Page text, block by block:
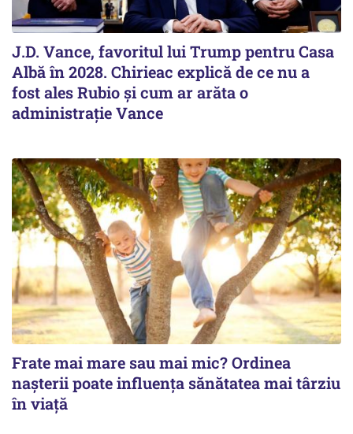
J.D. Vance, favoritul lui Trump pentru Casa
Albă în 2028. Chirieac explică de ce nu a
fost ales Rubio și cum ar arăta o
administrație Vance
Frate mai mare sau mai mic? Ordinea
nașterii poate influența sănătatea mai târziu
în viață